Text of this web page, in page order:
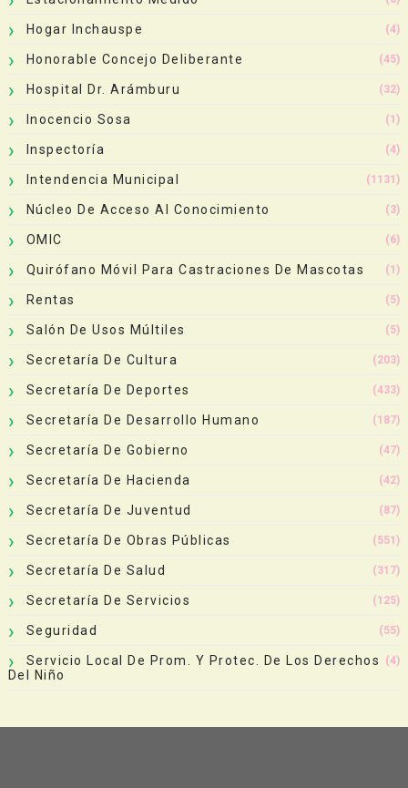
Hogar Inchauspe (4)
Honorable Concejo Deliberante (45)
Hospital Dr. Arámburu (32)
Inocencio Sosa (1)
Inspectoría (4)
Intendencia Municipal (1131)
Núcleo De Acceso Al Conocimiento (3)
OMIC (6)
Quirófano Móvil Para Castraciones De Mascotas (1)
Rentas (5)
Salón De Usos Múltiles (5)
Secretaría De Cultura (203)
Secretaría De Deportes (433)
Secretaría De Desarrollo Humano (187)
Secretaría De Gobierno (47)
Secretaría De Hacienda (42)
Secretaría De Juventud (87)
Secretaría De Obras Públicas (551)
Secretaría De Salud (317)
Secretaría De Servicios (125)
Seguridad (55)
Servicio Local De Prom. Y Protec. De Los Derechos
Del Niño
(4)